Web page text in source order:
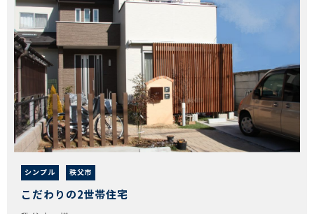
シンプル 秩父市
こだわりの2世帯住宅